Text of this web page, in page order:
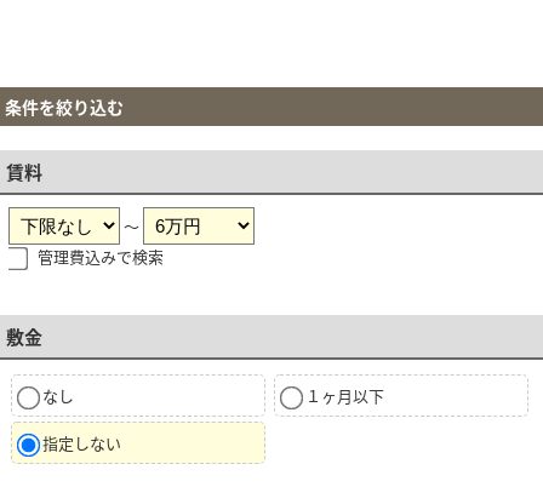
条件を絞り込む
賃料
～
管理費込みで検索
敷金
なし １ヶ月以下
指定しない